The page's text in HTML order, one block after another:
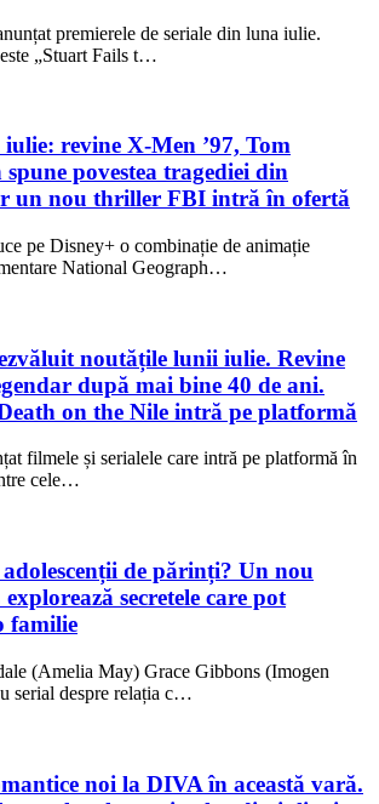
premierele de seriale din luna iulie.
„Stuart Fails t…
revine X-Men ’97, Tom
povestea tragediei din
un nou thriller FBI intră în ofertă
pe Disney+ o combinație de animație
National Geograph…
noutățile lunii iulie. Revine
după mai bine 40 de ani.
on the Nile intră pe platformă
filmele și serialele care intră pe platformă în
cele…
adolescenții de părinți? Un nou
secretele care pot
familie
(Amelia May) Grace Gibbons (Imogen
serial despre relația c…
noi la DIVA în această vară.